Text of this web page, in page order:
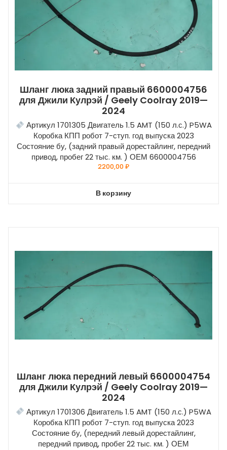
Шланг люка задний правый 6600004756
для Джили Кулрэй / Geely Coolray 2019—
2024
Артикул 1701305 Двигатель 1.5 AMT (150 л.с.) P5WA
Коробка КПП робот 7-ступ. год выпуска 2023
Состояние бу, (задний правый дорестайлинг, передний
привод, пробег 22 тыс. км. ) ОЕМ 6600004756
2200,00₽
В корзину
Шланг люка передний левый 6600004754
для Джили Кулрэй / Geely Coolray 2019—
2024
Артикул 1701306 Двигатель 1.5 AMT (150 л.с.) P5WA
Коробка КПП робот 7-ступ. год выпуска 2023
Состояние бу, (передний левый дорестайлинг,
передний привод, пробег 22 тыс. км. ) ОЕМ